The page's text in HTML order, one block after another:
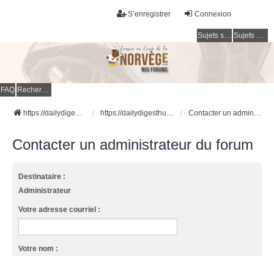
Connexion
S’enregistrer
Sujets sans réponse Sujets actifs
FAQ Rechercher
https://dailydigesthub.com https://dailydigesthub.com Contacter un administrateur du forum
Contacter un administrateur du forum
Destinataire :
Administrateur
Votre adresse courriel :
Votre nom :